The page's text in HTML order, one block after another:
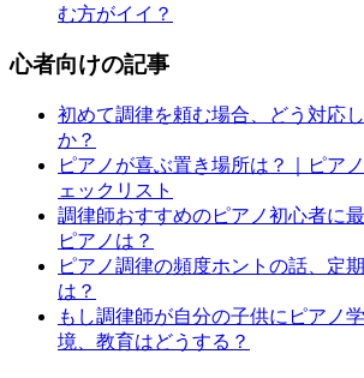
む方がイイ？
心者向けの記事
初めて調律を頼む場合、どう対応
か？
ピアノが喜ぶ置き場所は？｜ピア
ェックリスト
調律師おすすめのピアノ初心者に
ピアノは？
ピアノ調律の頻度ホントの話、定
は？
もし調律師が自分の子供にピアノ
境、教育はどうする？